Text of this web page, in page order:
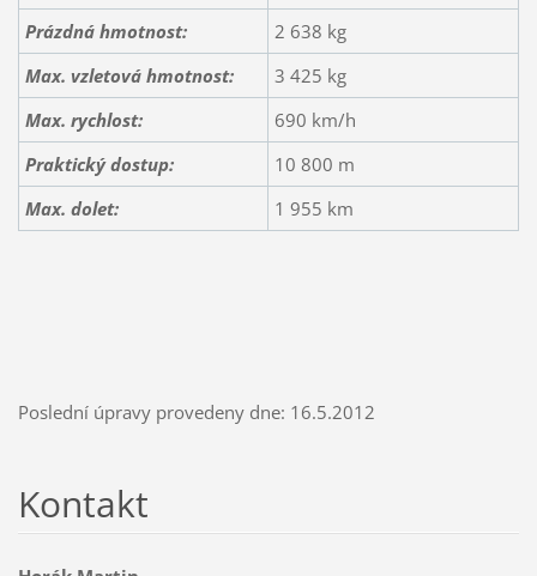
Prázdná hmotnost:
2 638 kg
Max. vzletová hmotnost:
3 425 kg
Max. rychlost:
690 km/h
Praktický dostup:
10 800 m
Max. dolet:
1 955 km
Poslední úpravy provedeny dne: 16.5.2012
Kontakt